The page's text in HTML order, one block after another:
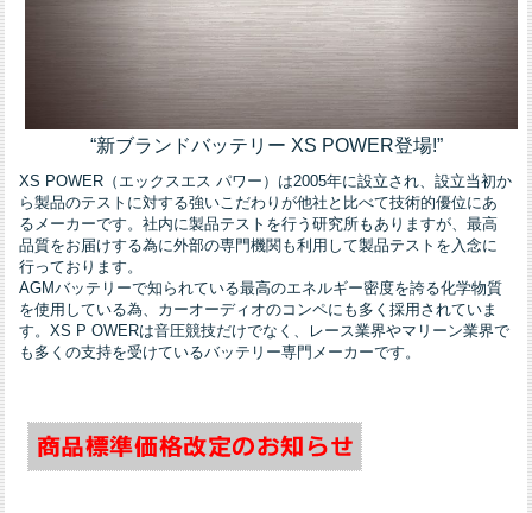
“新ブランドバッテリー XS POWER登場!”
XS POWER（エックスエス パワー）は2005年に設立され、設立当初か
ら製品のテストに対する強いこだわりが他社と比べて技術的優位にあ
るメーカーです。社内に製品テストを行う研究所もありますが、最高
品質をお届けする為に外部の専門機関も利用して製品テストを入念に
行っております。
AGMバッテリーで知られている最高のエネルギー密度を誇る化学物質
を使用している為、カーオーディオのコンペにも多く採用されていま
す。XS P OWERは音圧競技だけでなく、レース業界やマリーン業界で
も多くの支持を受けているバッテリー専門メーカーです。